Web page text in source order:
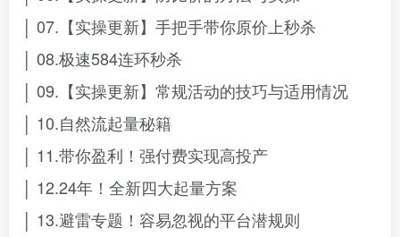
│ 07.【实操更新】手把手带你原价上秒杀
│ 08.极速584连环秒杀
│ 09.【实操更新】常规活动的技巧与适用情况
│ 10.自然流起量秘籍
│ 11.带你盈利！强付费实现高投产
│ 12.24年！全新四大起量方案
│ 13.避雷专题！容易忽视的平台潜规则